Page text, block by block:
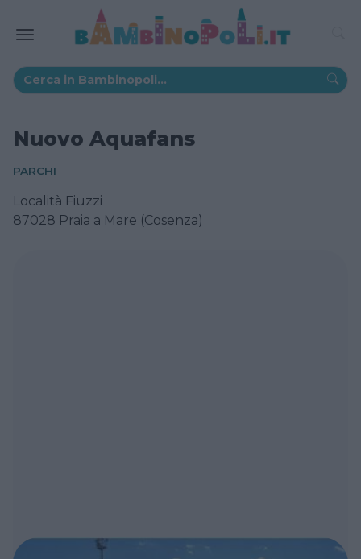
Nuovo Aquafans
PARCHI
Località Fiuzzi
87028 Praia a Mare (Cosenza)